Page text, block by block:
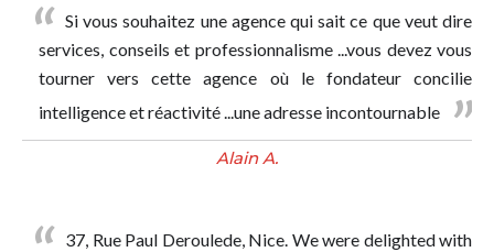
Si vous souhaitez une agence qui sait ce que veut dire
services, conseils et professionnalisme ...vous devez vous
tourner vers cette agence où le fondateur concilie
intelligence et réactivité ...une adresse incontournable
Alain A.
37, Rue Paul Deroulede, Nice. We were delighted with